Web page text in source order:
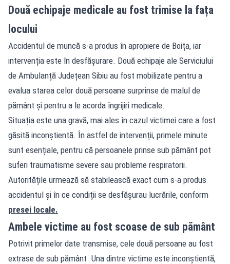
Două echipaje medicale au fost trimise la fața
locului
Accidentul de muncă s-a produs în apropiere de Boița, iar
intervenția este în desfășurare. Două echipaje ale Serviciului
de Ambulanță Județean Sibiu au fost mobilizate pentru a
evalua starea celor două persoane surprinse de malul de
pământ și pentru a le acorda îngrijiri medicale.
Situația este una gravă, mai ales în cazul victimei care a fost
găsită inconștientă. În astfel de intervenții, primele minute
sunt esențiale, pentru că persoanele prinse sub pământ pot
suferi traumatisme severe sau probleme respiratorii.
Autoritățile urmează să stabilească exact cum s-a produs
accidentul și în ce condiții se desfășurau lucrările, conform
presei locale.
Ambele victime au fost scoase de sub pământ
Potrivit primelor date transmise, cele două persoane au fost
extrase de sub pământ. Una dintre victime este inconștientă,